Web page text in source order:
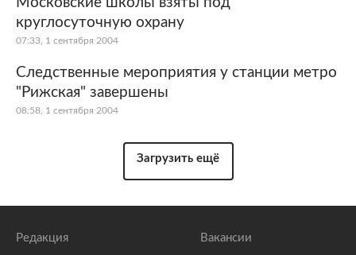
круглосуточную охрану
07:33, 1 сентября 2004
Следственные мероприятия у станции метро
"Рижская" завершены
08:58, 1 сентября 2004
Загрузить ещё
Редакция Вакансии